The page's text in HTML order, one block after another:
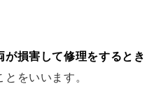
損害して修理をするとき
とをいいます。